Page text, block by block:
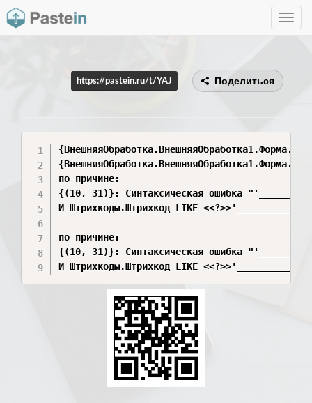
Toggle
https://pastein.ru/t/YAJ Поделиться
по причине:
{(10, 31)}: Синтаксическая ошибка
И Штрихкоды.Штрихкод LIKE
по причине:
{(10, 31)}: Синтаксическая ошибка